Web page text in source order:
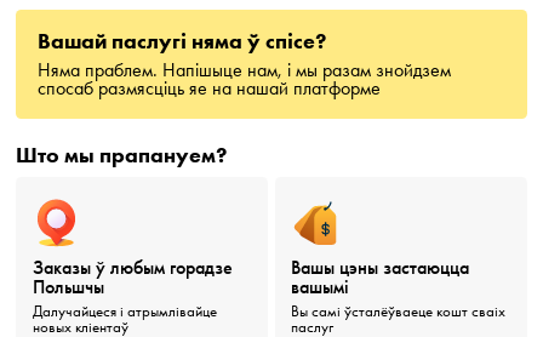
Вашай паслугі няма ў спісе?
Няма праблем. Напішыце нам, і мы разам знойдзем
спосаб размясціць яе на нашай платформе
Што мы прапануем?
Заказы ў любым горадзе
Польшчы
Далучайцеся і атрымлівайце
новых кліентаў
Вашы цэны застаюцца
вашымі
Вы самі ўсталёўваеце кошт сваіх
паслуг